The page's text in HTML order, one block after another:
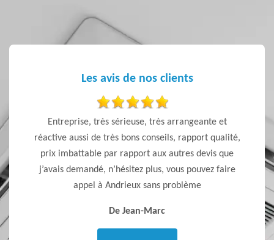
Les avis de nos clients
Entreprise, très sérieuse, très arrangeante et
réactive aussi de très bons conseils, rapport qualité,
prix imbattable par rapport aux autres devis que
j’avais demandé, n’hésitez plus, vous pouvez faire
appel à Andrieux sans problème
De Jean-Marc
pas
qui